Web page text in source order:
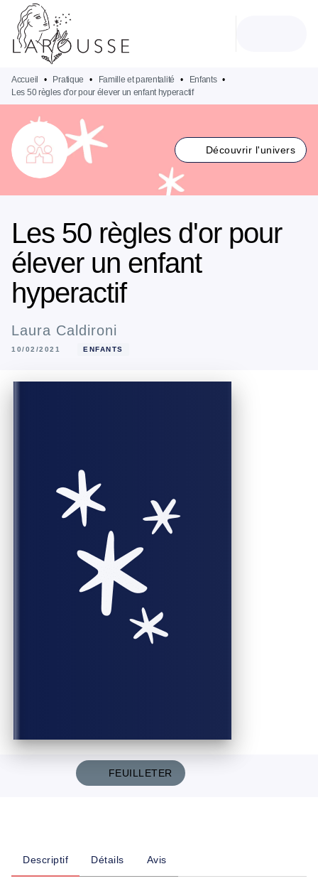
MENU
PIED DE PAGE
Accueil • Pratique • Famille et parentalité • Enfants •
Les 50 règles d'or pour élever un enfant hyperactif
Découvrir l'univers
Les 50 règles d'or pour
élever un enfant
hyperactif
Laura Caldironi
10/02/2021 ENFANTS
FEUILLETER
Descriptif Détails Avis